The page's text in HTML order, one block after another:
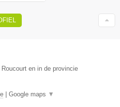
en in de provincie
| Google maps ▼